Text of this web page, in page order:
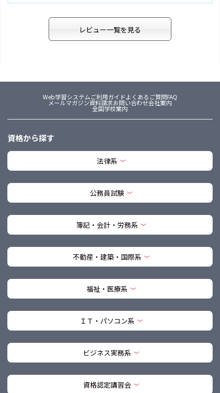
レビュー一覧を見る
Web学習システムご利用ガイドよくあるご質問FAQ
メールマガジン資料請求お問い合わせ会社案内
全国学校案内
資格から探す
法律系
公務員試験
簿記・会計・労務系
不動産・建築・国際系
福祉・医療系
ＩＴ・パソコン系
ビジネス実務系
資格認定講習会